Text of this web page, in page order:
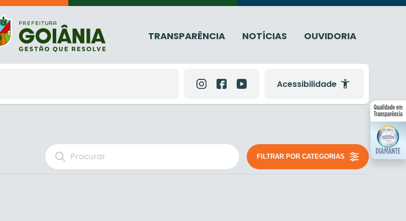
TRANSPARÊNCIA NOTÍCIAS OUVIDORIA
Acessibilidade
FILTRAR POR CATEGORIAS